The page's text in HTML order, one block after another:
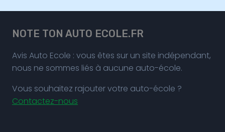
NOTE TON AUTO ECOLE.FR
Avis Auto Ecole : vous êtes sur un site indépendant,
nous ne sommes liés à aucune auto-école.
Vous souhaitez rajouter votre auto-école ?
Contactez-nous